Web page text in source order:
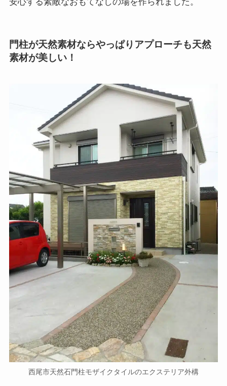
門柱が天然素材ならやっぱりアプローチも天然
素材が美しい！
西尾市天然石門柱モザイクタイルのエクステリア外構